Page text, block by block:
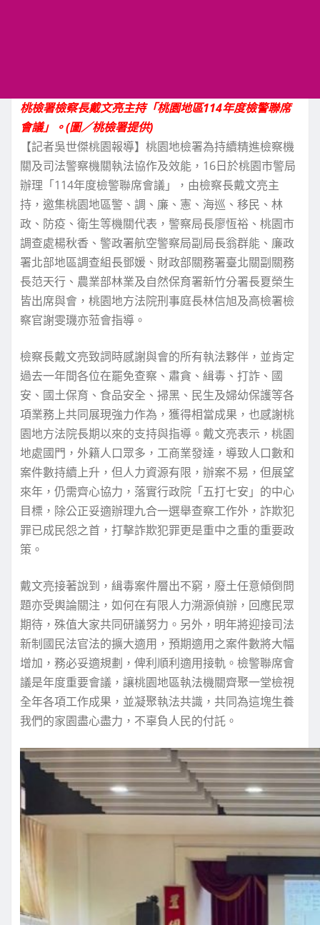
桃檢署檢察長戴文亮主持「桃園地區114年度檢警聯席
會議」。(圖／桃檢署提供)
【記者吳世傑桃園報導】桃園地檢署為持續精進檢察機
關及司法警察機關執法協作及效能，16日於桃園市警局
辦理「114年度檢警聯席會議」，由檢察長戴文亮主
持，邀集桃園地區警、調、廉、憲、海巡、移民、林
政、防疫、衛生等機關代表，警察局長廖恆裕、桃園市
調查處楊秋香、警政署航空警察局副局長翁群能、廉政
署北部地區調查組長鄧媛、財政部關務署臺北關副關務
長范天行、農業部林業及自然保育署新竹分署長夏榮生
皆出席與會，桃園地方法院刑事庭長林信旭及高檢署檢
察官謝雯璣亦蒞會指導。
檢察長戴文亮致詞時感謝與會的所有執法夥伴，並肯定
過去一年間各位在罷免查察、肅貪、緝毒、打詐、國
安、國土保育、食品安全、掃黑、民生及婦幼保護等各
項業務上共同展現強力作為，獲得相當成果，也感謝桃
園地方法院長期以來的支持與指導。戴文亮表示，桃園
地處國門，外籍人口眾多，工商業發達，導致人口數和
案件數持續上升，但人力資源有限，辦案不易，但展望
來年，仍需齊心協力，落實行政院「五打七安」的中心
目標，除公正妥適辦理九合一選舉查察工作外，詐欺犯
罪已成民怨之首，打擊詐欺犯罪更是重中之重的重要政
策。
戴文亮接著說到，緝毒案件層出不窮，廢土任意傾倒問
題亦受輿論關注，如何在有限人力溯源偵辦，回應民眾
期待，殊值大家共同研議努力。另外，明年將迎接司法
新制國民法官法的擴大適用，預期適用之案件數將大幅
增加，務必妥適規劃，俾利順利適用接軌。檢警聯席會
議是年度重要會議，讓桃園地區執法機關齊聚一堂檢視
全年各項工作成果，並凝聚執法共識，共同為這塊生養
我們的家園盡心盡力，不辜負人民的付託。